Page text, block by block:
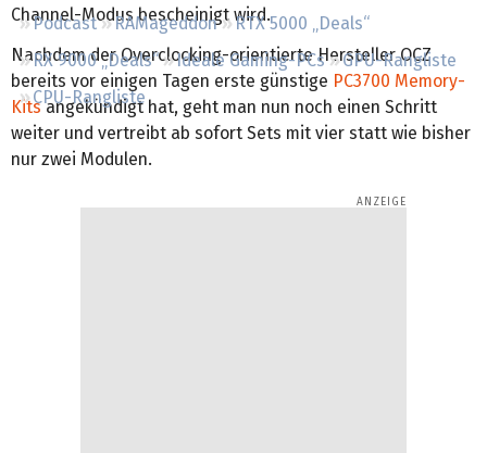
Podcast RAMageddon
RTX 5000 „Deals“
RX 9000 „Deals“
Ideale Gaming-PCs
GPU-Rangliste
CPU-Rangliste
Channel-Modus bescheinigt wird.
Nachdem der Overclocking-orientierte Hersteller OCZ
bereits vor einigen Tagen erste günstige PC3700 Memory-
Kitsangekündigt hat, geht man nun noch einen Schritt
weiter und vertreibt ab sofort Sets mit vier statt wie bisher
nur zwei Modulen.